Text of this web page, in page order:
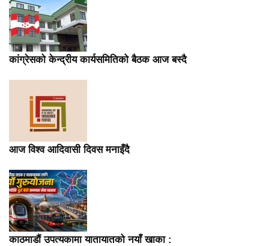
कांग्रेसको केन्द्रीय कार्यसमितिको बैठक आज बस्दै
आज विश्व आदिवासी दिवस मनाइँदै
काठमाडौं उपत्यकामा यातायातको नयाँ खाका :